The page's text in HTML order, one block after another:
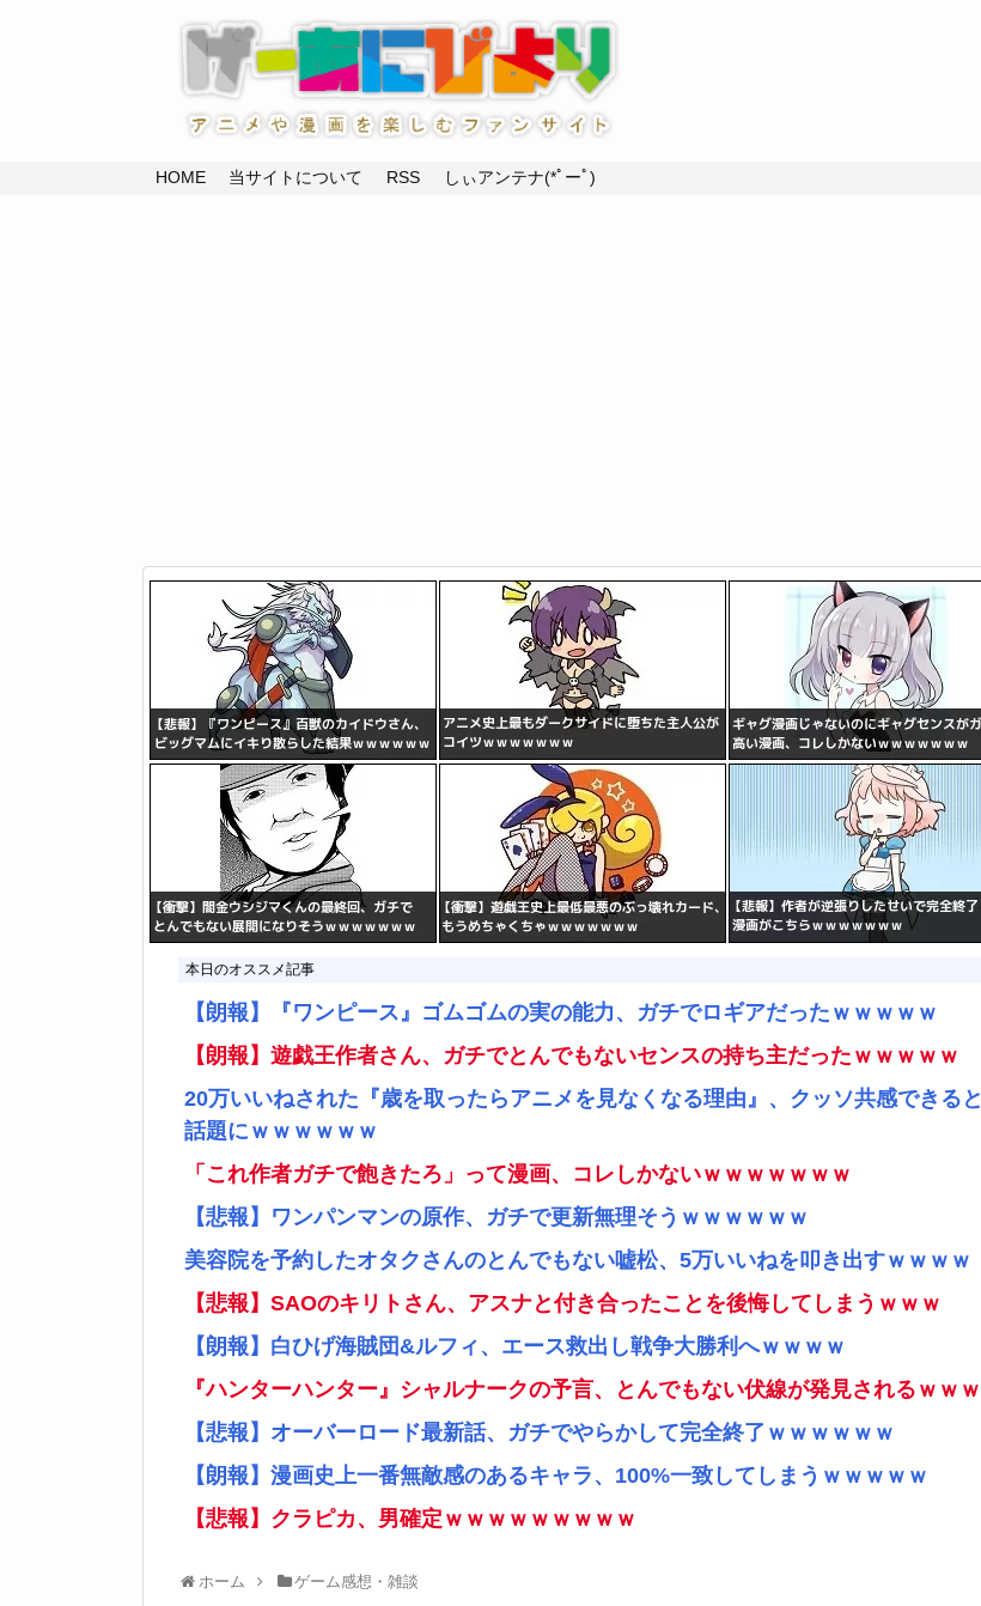
HOME 当サイトについて RSS しぃアンテナ(*ﾟーﾟ)
本日のオススメ記事
【朗報】『ワンピース』ゴムゴムの実の能力、ガチでロギアだったｗｗｗｗｗ
【朗報】遊戯王作者さん、ガチでとんでもないセンスの持ち主だったｗｗｗｗｗ
20万いいねされた『歳を取ったらアニメを見なくなる理由』、クッソ共感できると
話題にｗｗｗｗｗｗ
「これ作者ガチで飽きたろ」って漫画、コレしかないｗｗｗｗｗｗｗ
【悲報】ワンパンマンの原作、ガチで更新無理そうｗｗｗｗｗｗ
美容院を予約したオタクさんのとんでもない嘘松、5万いいねを叩き出すｗｗｗｗ
【悲報】SAOのキリトさん、アスナと付き合ったことを後悔してしまうｗｗｗ
【朗報】白ひげ海賊団&ルフィ、エース救出し戦争大勝利へｗｗｗｗ
『ハンターハンター』シャルナークの予言、とんでもない伏線が発見されるｗｗｗ
【悲報】オーバーロード最新話、ガチでやらかして完全終了ｗｗｗｗｗｗ
【朗報】漫画史上一番無敵感のあるキャラ、100%一致してしまうｗｗｗｗｗ
【悲報】クラピカ、男確定ｗｗｗｗｗｗｗｗｗ
ホーム ゲーム感想・雑談